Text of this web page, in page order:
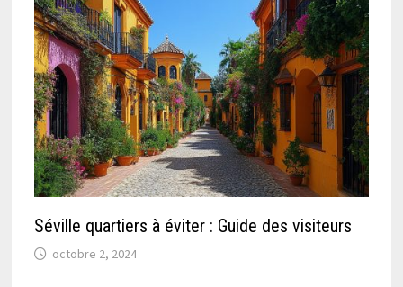
Séville quartiers à éviter : Guide des visiteurs
octobre 2, 2024